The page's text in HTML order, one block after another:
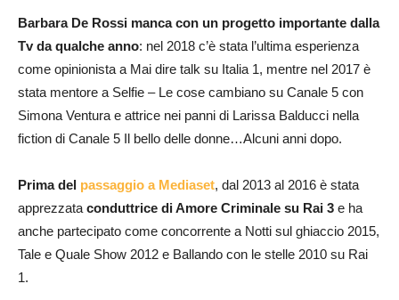
Barbara De Rossi manca con un progetto importante dalla
Tv da qualche anno: nel 2018 c’è stata l’ultima esperienza
come opinionista a Mai dire talk su Italia 1, mentre nel 2017 è
stata mentore a Selfie – Le cose cambiano su Canale 5 con
Simona Ventura e attrice nei panni di Larissa Balducci nella
fiction di Canale 5 Il bello delle donne…Alcuni anni dopo.
Prima del passaggio a Mediaset, dal 2013 al 2016 è stata
apprezzata conduttrice di Amore Criminale su Rai 3 e ha
anche partecipato come concorrente a Notti sul ghiaccio 2015,
Tale e Quale Show 2012 e Ballando con le stelle 2010 su Rai
1.